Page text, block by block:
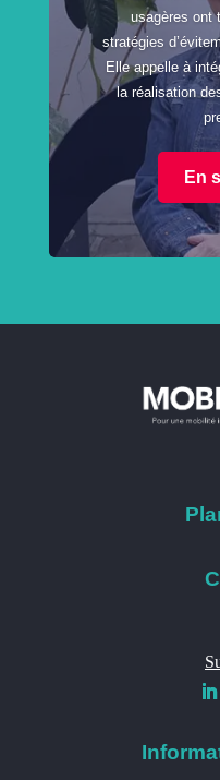
usagères ont
stratégies
Elle appelle à
la réalisation
En